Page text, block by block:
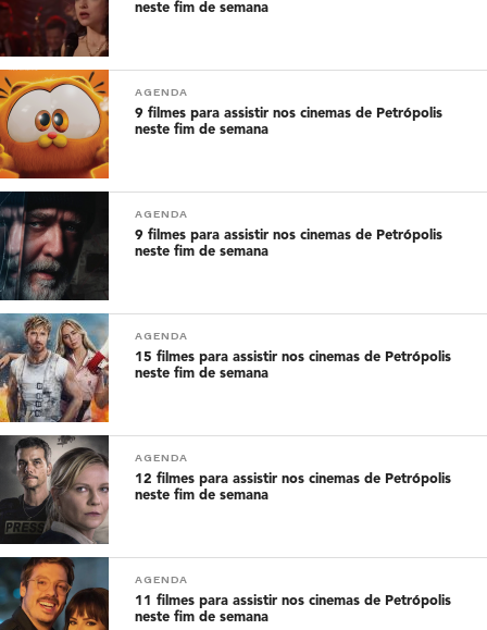
neste fim de semana
AGENDA
9 filmes para assistir nos cinemas de Petrópolis
neste fim de semana
AGENDA
9 filmes para assistir nos cinemas de Petrópolis
neste fim de semana
AGENDA
15 filmes para assistir nos cinemas de Petrópolis
neste fim de semana
AGENDA
12 filmes para assistir nos cinemas de Petrópolis
neste fim de semana
AGENDA
11 filmes para assistir nos cinemas de Petrópolis
neste fim de semana